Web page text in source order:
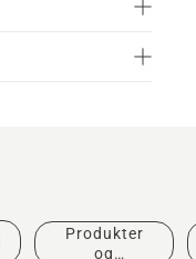
Produkter
og